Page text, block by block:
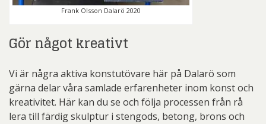
Frank Olsson Dalarö 2020
Gör något kreativt
Vi är några aktiva konstutövare här på Dalarö som
gärna delar våra samlade erfarenheter inom konst och
kreativitet. Här kan du se och följa processen från rå
lera till färdig skulptur i stengods, betong, brons och